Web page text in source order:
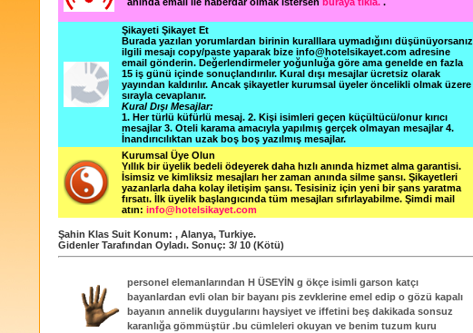
Şikayeti Şikayet Et
Burada yazılan yorumlardan birinin kuralllara uymadığını düşünüyorsanız
ilgili mesajı copy/paste yaparak bize info@hotelsikayet.com adresine
email gönderin. Değerlendirmeler yoğunluğa göre ama genelde en fazla
15 iş günü içinde sonuçlandırılır. Kural dışı mesajlar ücretsiz olarak
yayından kaldırılır. Ancak şikayetler kurumsal üyeler öncelikli olmak üzere
sırayla cevaplanır.
Kural Dışı Mesajlar:
1. Her türlü küfürlü mesaj. 2. Kişi isimleri geçen küçültücü/onur kırıcı
mesajlar 3. Oteli karama amacıyla yapılmış gerçek olmayan mesajlar 4.
İnandırıcılıktan uzak boş boş yazılmış mesajlar.
Kurumsal Üye Olun
Yıllık bir üyelik bedeli ödeyerek daha hızlı anında hizmet alma garantisi.
İsimsiz ve kimliksiz mesajları her zaman anında silme şansı. Şikayetleri
yazanlarla daha kolay iletişim şansı. Tesisiniz için yeni bir şans yaratma
fırsatı. İlk üyelik başlangıcında tüm mesajları sıfırlayabilme. Şimdi mail
atın: info@hotelsikayet.com
Şahin Klas Suit Konum: , Alanya, Turkiye.
Gidenler Tarafından Oyladı. Sonuç: 3/ 10 (Kötü)
personel elemanlarından H ÜSEYİN g ökçe isimli garson katçı
bayanlardan evli olan bir bayanı pis zevklerine emel edip o gözü kapalı
bayanın annelik duygularını haysiyet ve iffetini beş dakikada sonsuz
karanlığa gömmüştür .bu cümleleri okuyan ve benim tuzum kuru